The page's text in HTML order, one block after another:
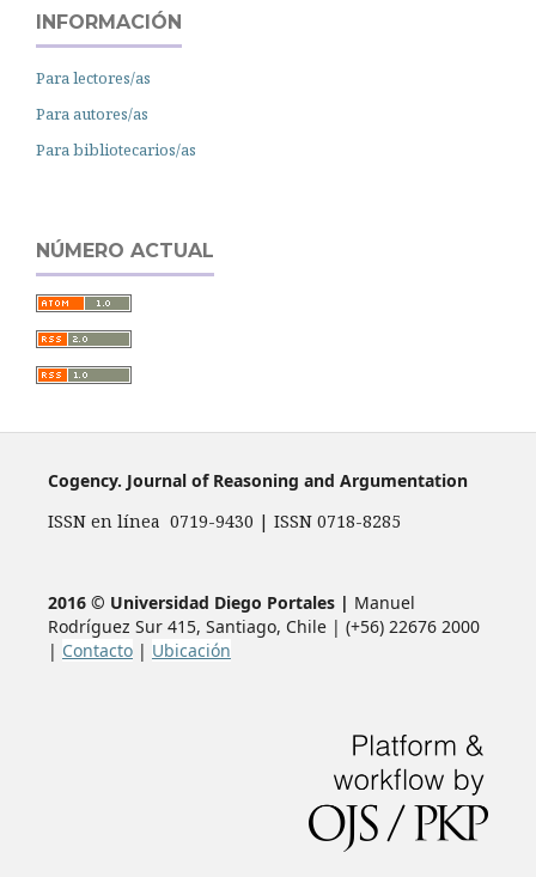
INFORMACIÓN
Para lectores/as
Para autores/as
Para bibliotecarios/as
NÚMERO ACTUAL
Cogency. Journal of Reasoning and Argumentation
ISSN en línea 0719-9430 | ISSN 0718-8285
2016 © Universidad Diego Portales | Manuel
Rodríguez Sur 415, Santiago, Chile | (+56) 22676 2000
| Contacto | Ubicación